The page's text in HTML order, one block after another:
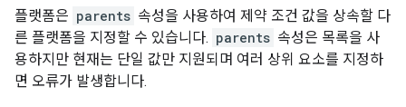
플랫폼은 parents 속성을 사용하여 제약 조건 값을 상속할 다
른 플랫폼을 지정할 수 있습니다. parents 속성은 목록을 사
용하지만 현재는 단일 값만 지원되며 여러 상위 요소를 지정하
면 오류가 발생합니다.